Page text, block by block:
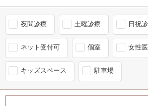
夜間診療 土曜診療 日祝
ネット受付可 個室 女性
キッズスペース 駐車場